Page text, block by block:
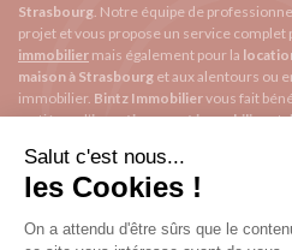
Strasbourg . Notre équipe de
projet et vous propose un service complet
immobilier mais également pour la
maison à Strasbourg et aux alentours ou
immobilier. Bintz Immobiliervous fait
matières d’investissement immobilieret
agence immobilière
un appartement, vendreou
un
BINTZ immobilier
1 rue Saint Arbogast
contact@bintzimmobilier.fr
03 67 34
Garin BINTZ